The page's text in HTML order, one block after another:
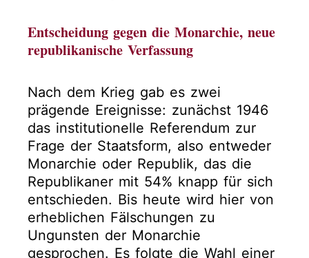
Entscheidung gegen die Monarchie, neue
republikanische Verfassung
Nach dem Krieg gab es zwei
prägende Ereignisse: zunächst 1946
das institutionelle Referendum zur
Frage der Staatsform, also entweder
Monarchie oder Republik, das die
Republikaner mit 54% knapp für sich
entschieden. Bis heute wird hier von
erheblichen Fälschungen zu
Ungunsten der Monarchie
gesprochen. Es folgte die Wahl einer